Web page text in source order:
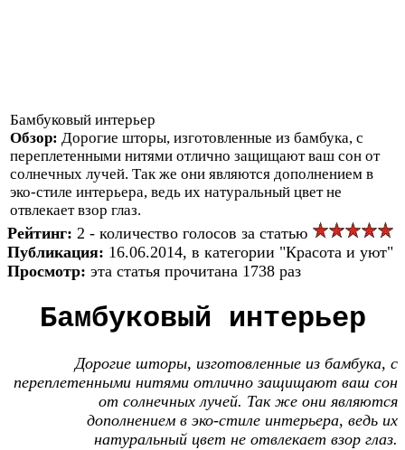
Бамбуковый интерьер
Обзор: Дорогие шторы, изготовленные из бамбука, с
переплетенными нитями отлично защищают ваш сон от
солнечных лучей. Так же они являются дополнением в
эко-стиле интерьера, ведь их натуральный цвет не
отвлекает взор глаз.
Рейтинг: 2 - количество голосов за статью
Публикация: 16.06.2014, в категории "Красота и уют"
Просмотр: эта статья прочитана 1738 раз
Бамбуковый интерьер
Дорогие шторы, изготовленные из бамбука, с
переплетенными нитями отлично защищают ваш сон
от солнечных лучей. Так же они являются
дополнением в эко-стиле интерьера, ведь их
натуральный цвет не отвлекает взор глаз.